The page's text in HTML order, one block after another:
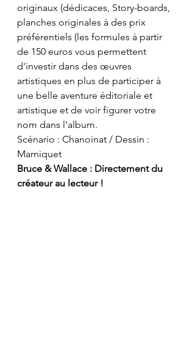
originaux (dédicaces, Story-boards,
planches originales à des prix
préférentiels (les formules à partir
de 150 euros vous permettent
d'investir dans des œuvres
artistiques en plus de participer à
une belle aventure éditoriale et
artistique et de voir figurer votre
nom dans l'album.
Scénario : Chanoinat / Dessin :
Marniquet
Bruce & Wallace : Directement du
créateur au lecteur !